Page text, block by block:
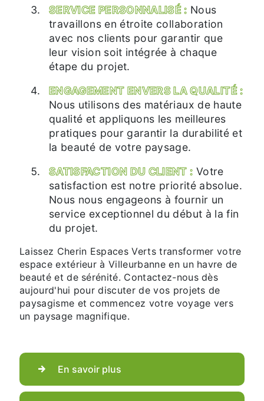
SERVICE PERSONNALISÉ : Nous
travaillons en étroite collaboration
avec nos clients pour garantir que
leur vision soit intégrée à chaque
étape du projet.
ENGAGEMENT ENVERS LA QUALITÉ :
Nous utilisons des matériaux de haute
qualité et appliquons les meilleures
pratiques pour garantir la durabilité et
la beauté de votre paysage.
SATISFACTION DU CLIENT : Votre
satisfaction est notre priorité absolue.
Nous nous engageons à fournir un
service exceptionnel du début à la fin
du projet.
Laissez Cherin Espaces Verts transformer votre
espace extérieur à Villeurbanne en un havre de
beauté et de sérénité. Contactez-nous dès
aujourd'hui pour discuter de vos projets de
paysagisme et commencez votre voyage vers
un paysage magnifique.
En savoir plus